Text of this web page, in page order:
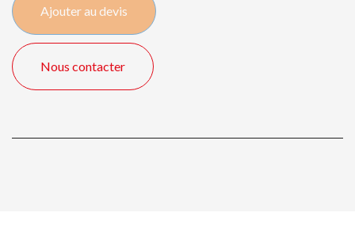
Outdoor
46″/117cm
Ajouter au devis
Nous contacter